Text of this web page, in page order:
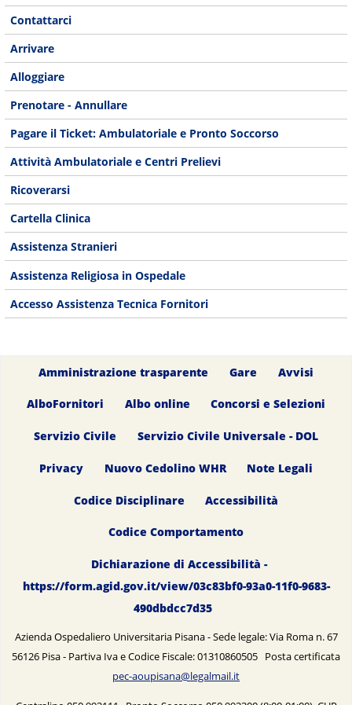
Contattarci
Arrivare
Alloggiare
Prenotare - Annullare
Pagare il Ticket: Ambulatoriale e Pronto Soccorso
Attività Ambulatoriale e Centri Prelievi
Ricoverarsi
Cartella Clinica
Assistenza Stranieri
Assistenza Religiosa in Ospedale
Accesso Assistenza Tecnica Fornitori
Amministrazione trasparente Gare Avvisi
AlboFornitori Albo online Concorsi e Selezioni
Servizio Civile Servizio Civile Universale - DOL
Privacy Nuovo Cedolino WHR Note Legali
Codice Disciplinare Accessibilità
Codice Comportamento
Dichiarazione di Accessibilità -
https://form.agid.gov.it/view/03c83bf0-93a0-11f0-9683-
490dbdcc7d35
Azienda Ospedaliero Universitaria Pisana - Sede legale: Via Roma n. 67
56126 Pisa - Partiva Iva e Codice Fiscale: 01310860505 Posta certificata
pec-aoupisana@legalmail.it